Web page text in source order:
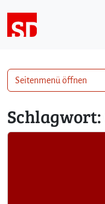
Schlagwort:
Seitenmenü öffnen